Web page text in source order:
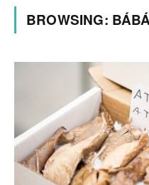
BROWSING: